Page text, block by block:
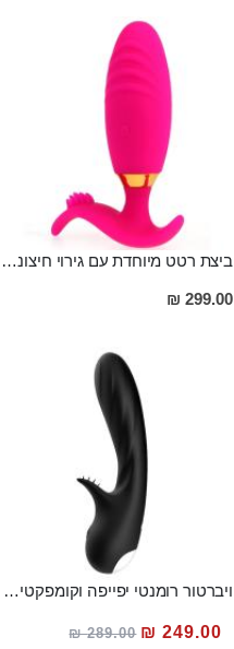
ביצת רטט מיוחדת עם גירוי חיצוני מסיליקון רפואי באורך 10 סמ ורוחב 3 סמ, המופעלת ע'' אפליקציה ROSE
299.00 ₪
ויברטור רומנטי יפייפה וקומפקטי לגירוי חיצוני ופנימי מסיליקון רפואי עמיד למים ROMANCE
289.00 ₪
מחיר
מבצע
249.00 ₪